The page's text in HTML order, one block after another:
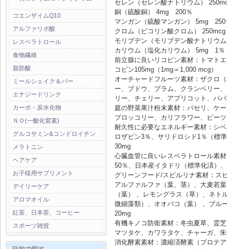
コエンザイムQ10
アルファリポ酸
レスベラトロール
食物繊維
脂肪酸
ミールシェイク＆バー
エナジードリンク
カーボ・炭水化物
ＮＯ(一酸化窒素)
グルコサミン&コンドロイチン
メラトニン
ヘアケア
お子様用サプリメント
デイリーケア
アロマオイル
紅茶、日本茶、コーヒー
スポーツ雑貨
セレン（セレン酸ナトリウム）
銅（硫酸銅） 4mg 200％
マンガン（硫酸マンガン） 5mg 250
クロム（ピコリン酸クロム） 250mcg
モリブデン（モリブデン酸ナトリウ
カリウム（塩化カリウム） 5mg 1％
前立腺に良いリコピン素材：トマト
コピン105mg（1mg＝1,000 mcg）
オーチャードフルーツ素材：ザクロ
ー、ブドウ、プラム、クランベリー
リー、チェリー、アプリコット、パ
庭の野菜果汁粉末素材：パセリ、ケ
ブロッコリー、カリフラワー、ビー
耐久性に必要なエネルギー素材：シ
ロザビン3％、サリドロシド1％（標
30mg
心臓血管に良いレスベラトロール素
50％、日本産イタドリ（標準化済）
グリーンフード/スピルリナ素材：ス
アルファルファ（葉、茎）、大麦若
（葉） 、レモングラス（草）、ネ
微細藻類）、オオバコ（葉） 、ブル
20mg
有機キノコ防衛素材：冬虫夏草、霊
マツタケ、カワラタケ、チャーガ、
消化酵素素材：濃縮済酵素（プロテ